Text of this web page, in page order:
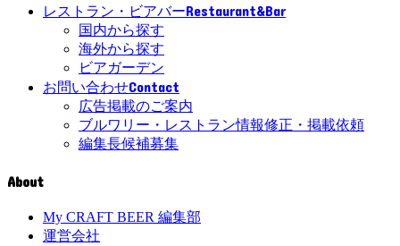
レストラン・ビアバーRestaurant&Bar
国内から探す
海外から探す
ビアガーデン
お問い合わせContact
広告掲載のご案内
ブルワリー・レストラン情報修正・掲載依頼
編集長候補募集
About
My CRAFT BEER 編集部
運営会社